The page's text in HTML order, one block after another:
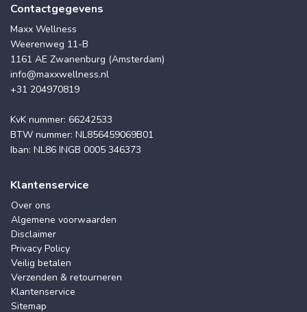
Contactgegevens
Maxx Wellness
Weerenweg 11-B
1161 AE Zwanenburg (Amsterdam)
info@maxxwellness.nl
+31 204970819
KvK nummer: 66242533
BTW nummer: NL856459069B01
Iban: NL86 INGB 0005 346373
Klantenservice
Over ons
Algemene voorwaarden
Disclaimer
Privacy Policy
Veilig betalen
Verzenden & retourneren
Klantenservice
Sitemap